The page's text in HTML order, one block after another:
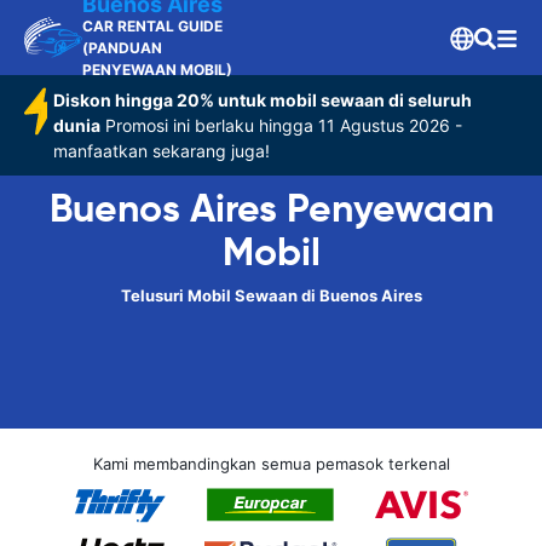
CAR RENTAL GUIDE
(PANDUAN
PENYEWAAN MOBIL)
Diskon hingga 20% untuk mobil sewaan di seluruh
dunia Promosi ini berlaku hingga 11 Agustus 2026 -
manfaatkan sekarang juga!
Buenos Aires Penyewaan
Mobil
Telusuri Mobil Sewaan di Buenos Aires
Kami membandingkan semua pemasok terkenal